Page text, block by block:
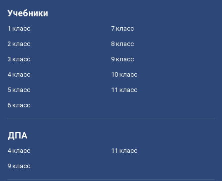
Учебники
1 класс
2 класс
3 класс
4 класс
5 класс
6 класс
7 класс
8 класс
9 класс
10 класс
11 класс
ДПА
4 класс
9 класс
11 класс